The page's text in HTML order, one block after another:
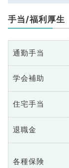
手当/福利厚生
通勤手当
学会補助
住宅手当
退職金
各種保険